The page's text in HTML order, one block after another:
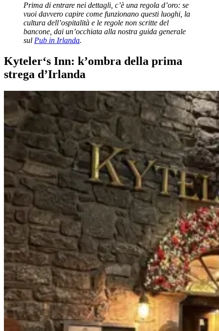
Prima di entrare nei dettagli, c’è una regola d’oro: se
vuoi davvero capire come funzionano questi luoghi, la
cultura dell’ospitalità e le regole non scritte del
bancone, dai un’occhiata alla nostra guida generale
sul Pub in Irlanda.
Kyteler‘s Inn: k’ombra della prima
strega d’Irlanda